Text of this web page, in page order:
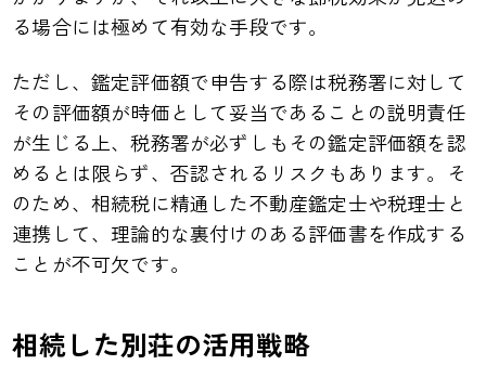
る場合には極めて有効な手段です。
ただし、鑑定評価額で申告する際は税務署に対して
その評価額が時価として妥当であることの説明責任
が生じる上、税務署が必ずしもその鑑定評価額を認
めるとは限らず、否認されるリスクもあります。そ
のため、相続税に精通した不動産鑑定士や税理士と
連携して、理論的な裏付けのある評価書を作成する
ことが不可欠です。
相続した別荘の活用戦略